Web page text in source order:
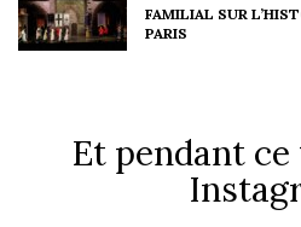
FAMILIAL SUR
PARIS
Et pendant